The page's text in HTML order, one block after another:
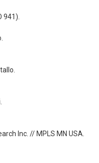
941).
Inc. // MPLS MN USA.